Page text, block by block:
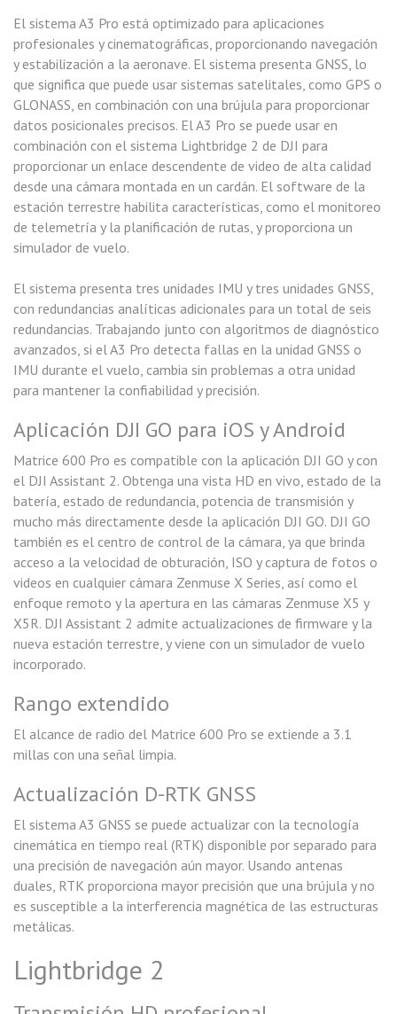
El sistema A3 Pro está optimizado para aplicaciones
profesionales y cinematográficas, proporcionando navegación
y estabilización a la aeronave. El sistema presenta GNSS, lo
que significa que puede usar sistemas satelitales, como GPS o
GLONASS, en combinación con una brújula para proporcionar
datos posicionales precisos. El A3 Pro se puede usar en
combinación con el sistema Lightbridge 2 de DJI para
proporcionar un enlace descendente de video de alta calidad
desde una cámara montada en un cardán. El software de la
estación terrestre habilita características, como el monitoreo
de telemetría y la planificación de rutas, y proporciona un
simulador de vuelo.
El sistema presenta tres unidades IMU y tres unidades GNSS,
con redundancias analíticas adicionales para un total de seis
redundancias. Trabajando junto con algoritmos de diagnóstico
avanzados, si el A3 Pro detecta fallas en la unidad GNSS o
IMU durante el vuelo, cambia sin problemas a otra unidad
para mantener la confiabilidad y precisión.
Aplicación DJI GO para iOS y Android
Matrice 600 Pro es compatible con la aplicación DJI GO y con
el DJI Assistant 2. Obtenga una vista HD en vivo, estado de la
batería, estado de redundancia, potencia de transmisión y
mucho más directamente desde la aplicación DJI GO. DJI GO
también es el centro de control de la cámara, ya que brinda
acceso a la velocidad de obturación, ISO y captura de fotos o
videos en cualquier cámara Zenmuse X Series, así como el
enfoque remoto y la apertura en las cámaras Zenmuse X5 y
X5R. DJI Assistant 2 admite actualizaciones de firmware y la
nueva estación terrestre, y viene con un simulador de vuelo
incorporado.
Rango extendido
El alcance de radio del Matrice 600 Pro se extiende a 3.1
millas con una señal limpia.
Actualización D-RTK GNSS
El sistema A3 GNSS se puede actualizar con la tecnología
cinemática en tiempo real (RTK) disponible por separado para
una precisión de navegación aún mayor. Usando antenas
duales, RTK proporciona mayor precisión que una brújula y no
es susceptible a la interferencia magnética de las estructuras
metálicas.
Lightbridge 2